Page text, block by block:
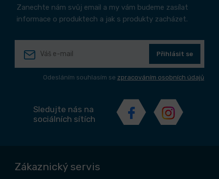
Zanechte nám svůj email a my vám budeme zasílat
informace o produktech a jak s produkty zacházet.
Přihlásit se
Odesláním souhlasím se zpracováním osobních údajů
Sledujte nás na
sociálních sítích
Zákaznický servis